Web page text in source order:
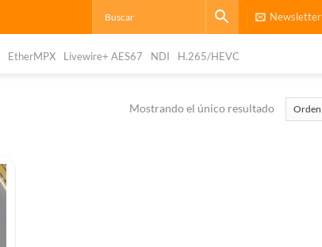
Newsletter
EtherMPX Livewire+ AES67 NDI H.265/HEVC
Mostrando el único resultado